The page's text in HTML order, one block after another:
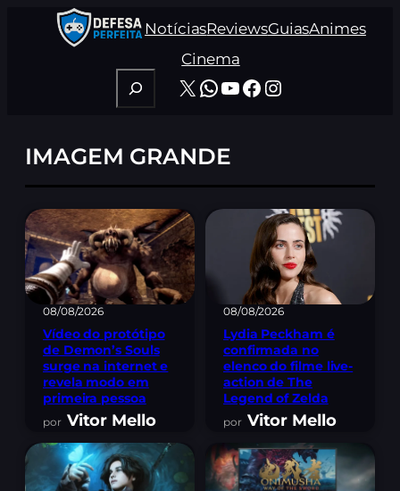
NotíciasReviewsGuiasAnimes
Cinema
Pesquisar
X WhatsApp
Youtube
Facebook
Instagram
IMAGEM GRANDE
08/08/2026
Vídeo do protótipo
de Demon’s Souls
surge na internet e
revela modo em
primeira pessoa
Vitor Mello
08/08/2026
Lydia Peckham é
confirmada no
elenco do filme live-
action de The
Legend of Zelda
Vitor Mello